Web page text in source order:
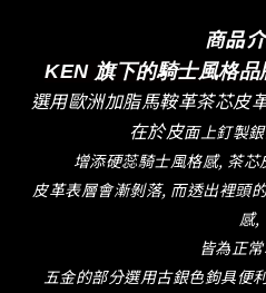
商品
KEN 旗下的騎士風格
選用歐洲加脂馬鞍革茶芯皮
在於皮面上釘製
增添硬蕊騎士風格感, 茶
皮革表層會漸剝落, 而透出裡頭
感,
皆為正
五金的部分選用古銀色鉤具便